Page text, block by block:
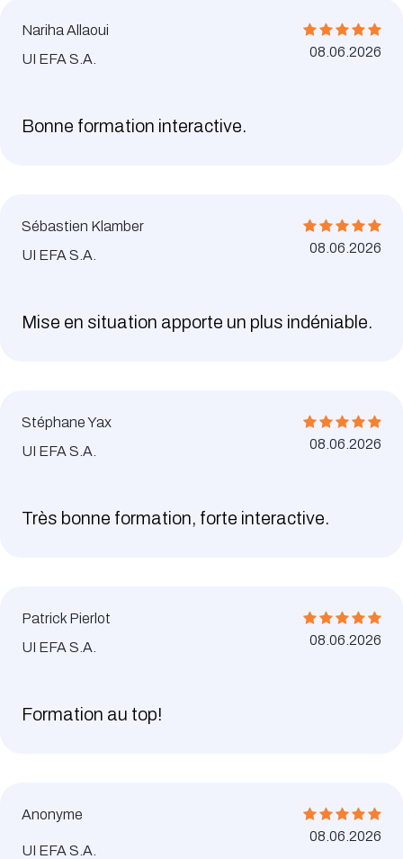
Nariha Allaoui
UI EFA S.A.
08.06.2026
Bonne formation interactive.
Sébastien Klamber
UI EFA S.A.
08.06.2026
Mise en situation apporte un plus indéniable.
Stéphane Yax
UI EFA S.A.
08.06.2026
Très bonne formation, forte interactive.
Patrick Pierlot
UI EFA S.A.
08.06.2026
Formation au top!
Anonyme
UI EFA S.A.
08.06.2026